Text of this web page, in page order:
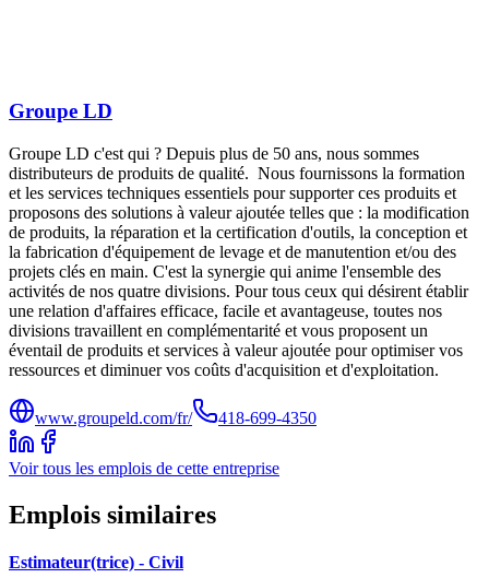
Groupe LD
Groupe LD c'est qui ? Depuis plus de 50 ans, nous sommes
distributeurs de produits de qualité. Nous fournissons la formation
et les services techniques essentiels pour supporter ces produits et
proposons des solutions à valeur ajoutée telles que : la modification
de produits, la réparation et la certification d'outils, la conception et
la fabrication d'équipement de levage et de manutention et/ou des
projets clés en main. C'est la synergie qui anime l'ensemble des
activités de nos quatre divisions. Pour tous ceux qui désirent établir
une relation d'affaires efficace, facile et avantageuse, toutes nos
divisions travaillent en complémentarité et vous proposent un
éventail de produits et services à valeur ajoutée pour optimiser vos
ressources et diminuer vos coûts d'acquisition et d'exploitation.
www.groupeld.com/fr/ 418-699-4350
Voir tous les emplois de cette entreprise
Emplois similaires
Estimateur(trice) - Civil